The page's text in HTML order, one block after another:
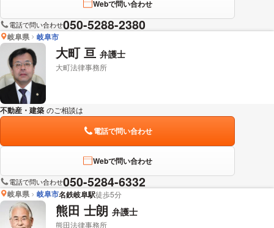
Webで問い合わせ
電話で問い合わせ050-5288-2380
岐阜県 岐阜市
大町 亘 弁護士
大町法律事務所
不動産・建築 のご相談は
電話で問い合わせ
Webで問い合わせ
電話で問い合わせ050-5284-6332
岐阜県 岐阜市名鉄岐阜駅徒歩5分
熊田 士朗 弁護士
熊田法律事務所